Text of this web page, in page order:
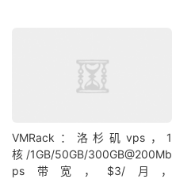
VMRack：洛杉矶vps，1
核/1GB/50GB/300GB@200Mb
ps带宽，$3/月，